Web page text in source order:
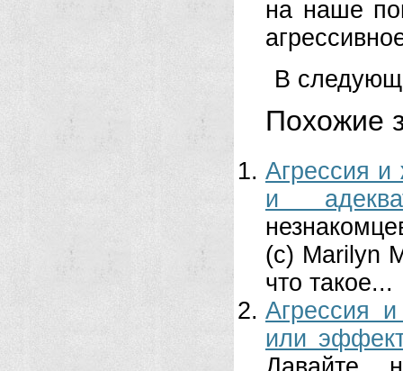
на наше
В
Похожие
Агрессия и
и
(с) Marilyn
что такое...
Агрессия
или